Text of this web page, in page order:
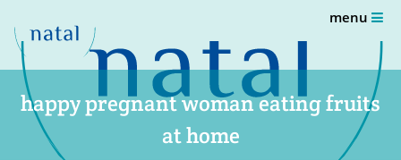
happy pregnant woman eating fruits
at home
menu